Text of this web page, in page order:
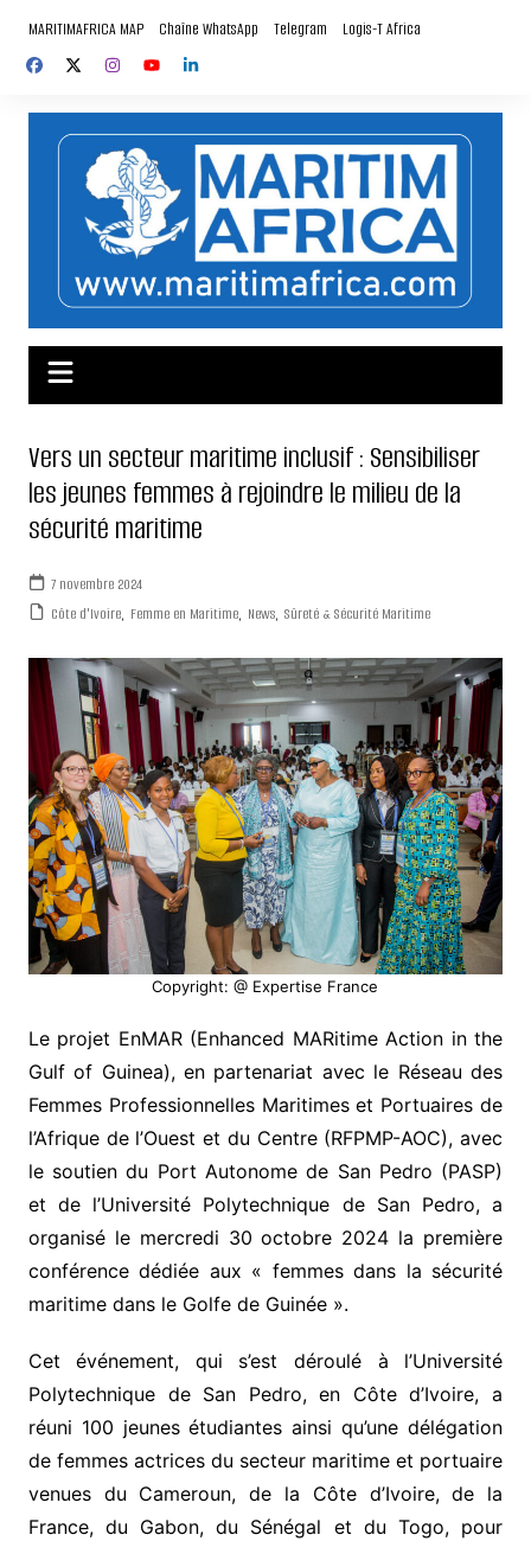
contenu
MARITIMAFRICA MAP Chaîne WhatsApp Telegram Logis-T Africa
Vers un secteur maritime inclusif : Sensibiliser
les jeunes femmes à rejoindre le milieu de la
sécurité maritime
7 novembre 2024
Côte d'Ivoire, Femme en Maritime, News, Sûreté & Sécurité Maritime
Copyright: @ Expertise France
Le projet EnMAR (Enhanced MARitime Action in the
Gulf of Guinea), en partenariat avec le Réseau des
Femmes Professionnelles Maritimes et Portuaires de
l’Afrique de l’Ouest et du Centre (RFPMP-AOC), avec
le soutien du Port Autonome de San Pedro (PASP)
et de l’Université Polytechnique de San Pedro, a
organisé le mercredi 30 octobre 2024 la première
conférence dédiée aux « femmes dans la sécurité
maritime dans le Golfe de Guinée ».
Cet événement, qui s’est déroulé à l’Université
Polytechnique de San Pedro, en Côte d’Ivoire, a
réuni 100 jeunes étudiantes ainsi qu’une délégation
de femmes actrices du secteur maritime et portuaire
venues du Cameroun, de la Côte d’Ivoire, de la
France, du Gabon, du Sénégal et du Togo, pour